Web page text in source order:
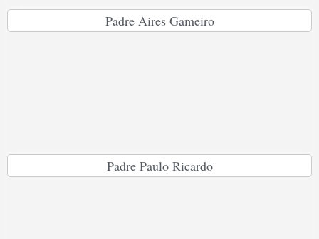
Padre Aires Gameiro
Padre Paulo Ricardo